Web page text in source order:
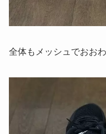
全体もメッシュでおお